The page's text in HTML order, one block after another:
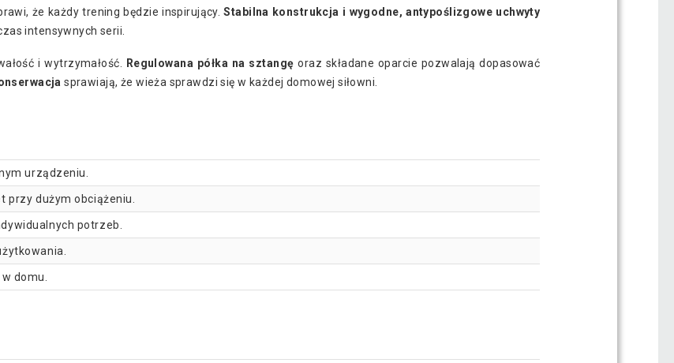
że każdy trening będzie inspirujący.Stabilna konstrukcja i wygodne, antypoślizgowe uchwyty
intensywnych serii.
i wytrzymałość. Regulowana półka na sztangę oraz składane oparcie pozwalają dopasować
sprawiają, że wieża sprawdzi się w każdej domowej siłowni.
urządzeniu.
przy dużym obciążeniu.
potrzeb.
domu.